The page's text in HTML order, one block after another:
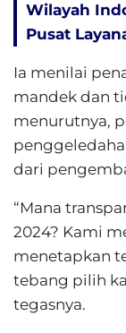
Wilayah
Pusat
Ia menilai
mandek dan
menurutnya,
dari
“Mana
2024? Kami
menetapkan
tebang pilih
tegasnya.